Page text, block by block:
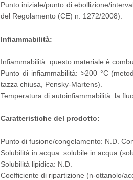
Punto iniziale/punto di ebollizione/
del Regolamento (CE) n. 1272/2008).
Infiammabilità:
Infiammabilità: questo materiale è
Punto di infiammabilità: >200 °C
tazza chiusa, Pensky-Martens).
Temperatura di autoinfiammabilità: la
Caratteristiche del prodotto:
Punto di fusione/congelamento: N.D.
Solubilità in acqua: solubile in acqua
Solubilità lipidica: N.D.
Coefficiente di ripartizione (n-ottanolo/